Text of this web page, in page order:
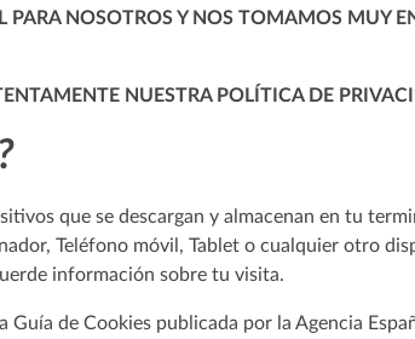
PARA NOSOTROS Y NOS TOMAMOS MUY
NUESTRA POLÍTICA DE
que se descargan y almacenan en tu
Teléfono móvil, Tablet o cualquier otro
información sobre tu visita.
Guía de Cookies publicada por la Agencia